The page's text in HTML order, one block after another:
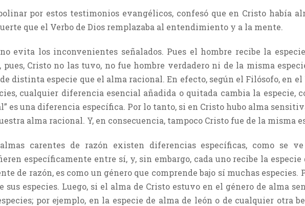
por estos testimonios evangélicos, confesó que en Cristo había
que el Verbo de Dios remplazaba al entendimiento y a la mente.
evita los inconvenientes señalados. Pues el hombre recibe la
pues, Cristo no las tuvo, no fue hombre verdadero ni de la misma
distinta especie que el alma racional. En efecto, según el Filósofo, en
cualquier diferencia esencial añadida o quitada cambia la especie,
es una diferencia específica. Por lo tanto, si en Cristo hubo alma
alma racional. Y, en consecuencia, tampoco Cristo fue de la misma
carentes de razón existen diferencias específicas, como se
específicamente entre sí, y, sin embargo, cada uno recibe la especie
de razón, es como un género que comprende bajo sí muchas especies.
sus especies. Luego, si el alma de Cristo estuvo en el género de alma
por ejemplo, en la especie de alma de león o de cualquier otra